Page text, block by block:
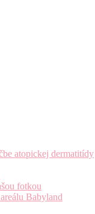
atopickej dermatitídy
fotkou
Babyland